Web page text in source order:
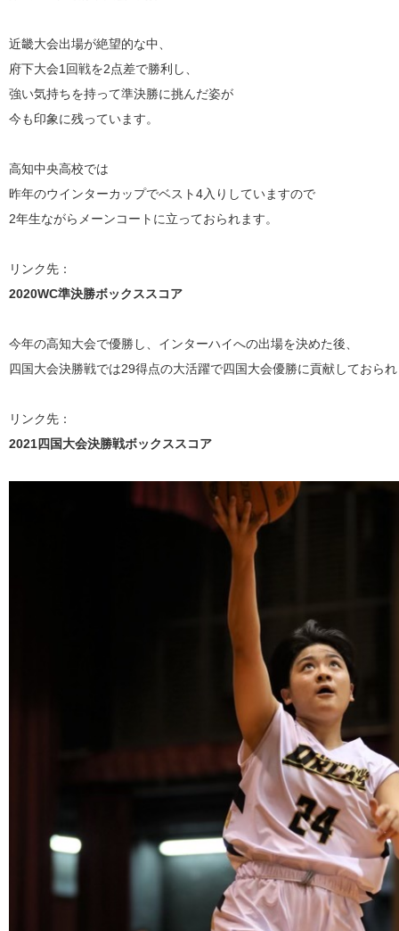
近畿大会出場が絶望的な中、
府下大会1回戦を2点差で勝利し、
強い気持ちを持って準決勝に挑んだ姿が
今も印象に残っています。
高知中央高校では
昨年のウインターカップでベスト4入りしていますので
2年生ながらメーンコートに立っておられます。
リンク先：
2020WC準決勝ボックススコア
今年の高知大会で優勝し、インターハイへの出場を決めた後、
四国大会決勝戦では29得点の大活躍で四国大会優勝に貢献しておら
リンク先：
2021四国大会決勝戦ボックススコア